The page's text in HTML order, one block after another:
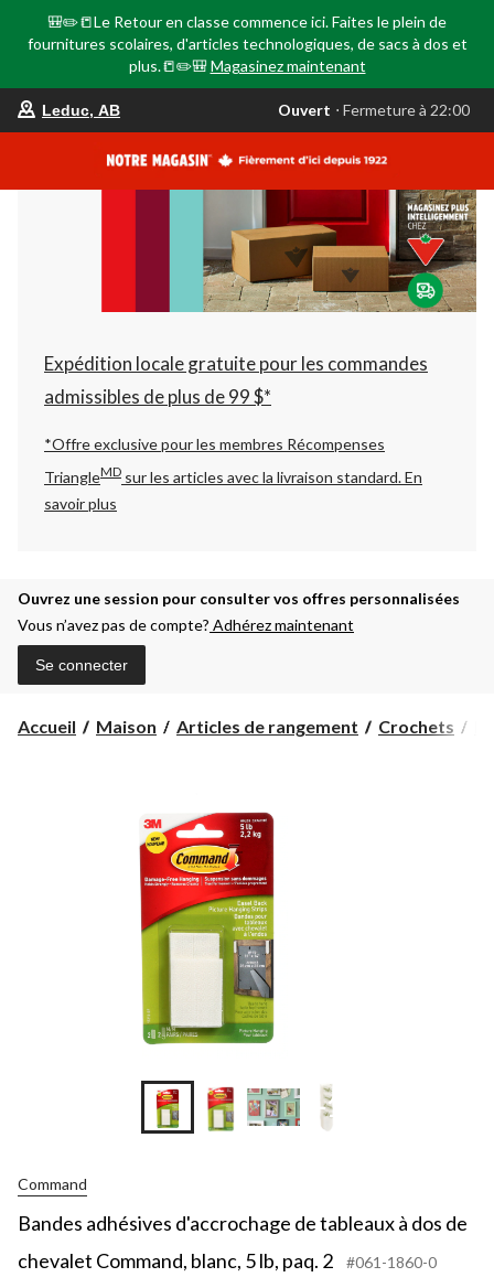
🎒✏️📒Le Retour en classe commence ici. Faites le plein de
fournitures scolaires, d'articles technologiques, de sacs à dos et
plus.📒✏️🎒 Magasinez maintenant
votre
est
AB,
Ouvert,
Fermeture
à
22:00
changer
Leduc, AB Ouvert ⋅ Fermeture à 22:00
Expédition locale gratuite pour les commandes
admissibles de plus de 99 $*
*Offre exclusive pour les membres Récompenses
TriangleMD sur les articles avec la livraison standard.En
savoir plus
Ouvrez une session pour consulter vos offres personnalisées
Vous n’avez pas de compte? Adhérez maintenant
Se connecter
Accueil Maison Articles de rangement Crochets
+1
Command
Bandes adhésives d'accrochage de tableaux à dos de
chevalet Command, blanc, 5 lb, paq. 2
#061-1860-0